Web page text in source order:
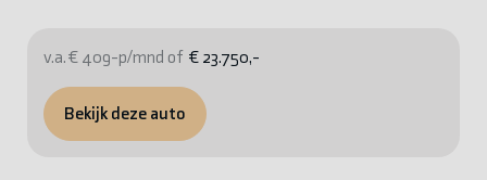
v.a. € 409-p/mnd of € 23.750,-
Bekijk deze auto